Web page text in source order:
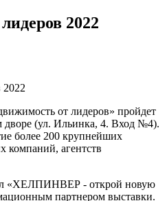
2022
от лидеров» пройдет
дворе (ул. Ильинка, 4. Вход №4).
более 200 крупнейших
компаний, агентств
«ХЕЛПИНВЕР - открой новую
партнером выставки.